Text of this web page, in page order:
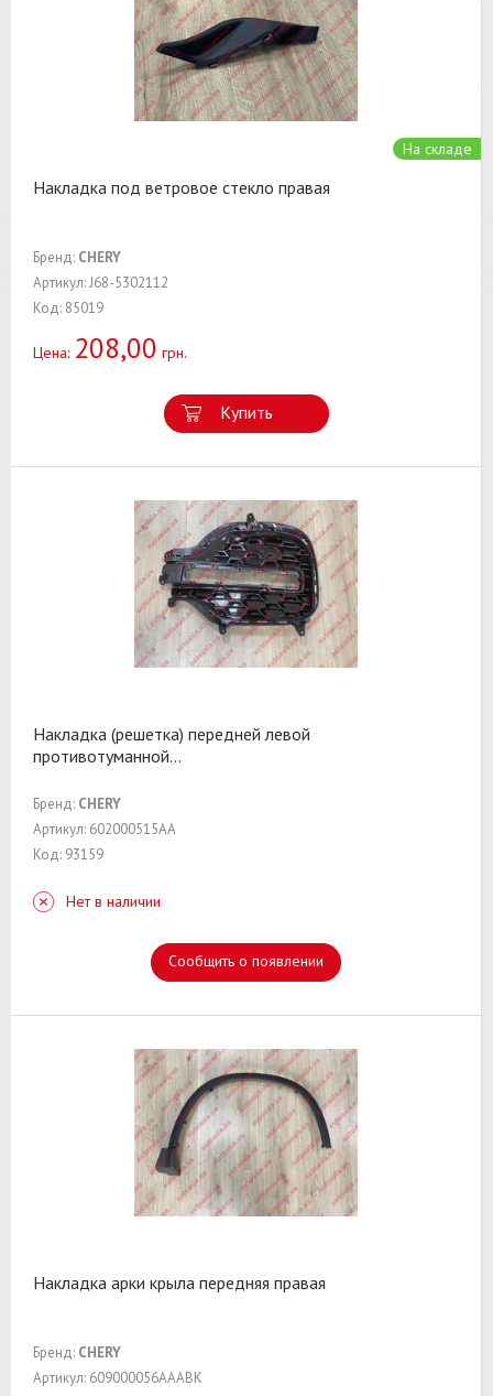
На складе
Накладка под ветровое стекло правая
Бренд: CHERY
Артикул: J68-5302112
Код: 85019
Цена: 208,00 грн.
Купить
Накладка (решетка) передней левой
противотуманной...
Бренд: CHERY
Артикул: 602000515AA
Код: 93159
Нет в наличии
Сообщить о появлении
Накладка арки крыла передняя правая
Бренд: CHERY
Артикул: 609000056AAABK